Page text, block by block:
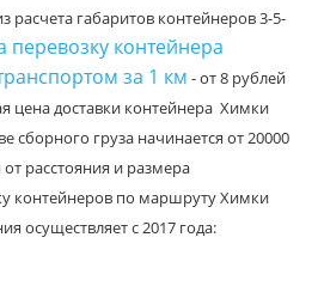
расчета габаритов контейнеров 3-5-
перевозку контейнера
за 1 км - от 8 рублей
цена доставки контейнера Химки
сборного груза начинается от 20000
расстояния и размера
контейнеров по маршруту Химки
осуществляет с 2017 года: